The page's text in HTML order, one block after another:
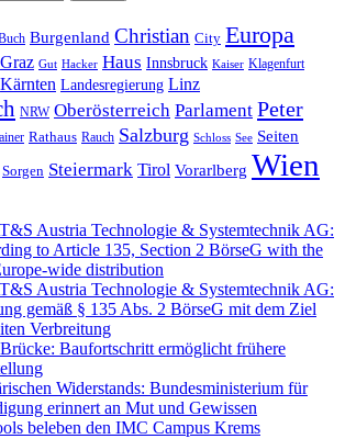
Burgenland Christian City Europa
Graz Gut Hacker Haus Innsbruck Kaiser Klagenfurt
Kärnten Landesregierung Linz
NRW Oberösterreich Parlament Peter
Rathaus Rauch Salzburg Schloss See Seiten
Sorgen Steiermark Tirol Vorarlberg Wien
Austria Technologie & Systemtechnik AG:
to Article 135, Section 2 BörseG with the
wide distribution
Austria Technologie & Systemtechnik AG:
gemäß § 135 Abs. 2 BörseG mit dem Ziel
Verbreitung
Baufortschritt ermöglicht frühere
Widerstands: Bundesministerium für
erinnert an Mut und Gewissen
beleben den IMC Campus Krems